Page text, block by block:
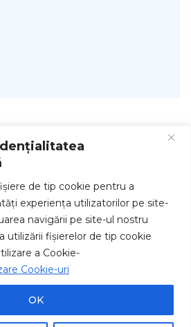
de tip cookie pentru a
experiența utilizatorilor pe site-
navigării pe site-ul nostru
utilizării fişierelor de tip cookie
a Cookie-
Cookie-uri
OK
de autor © 2026